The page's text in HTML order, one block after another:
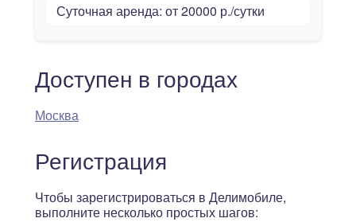
Суточная аренда: от 20000 р./сутки
Доступен в городах
Москва
Регистрация
Чтобы зарегистрироваться в Делимобиле,
выполните несколько простых шагов: